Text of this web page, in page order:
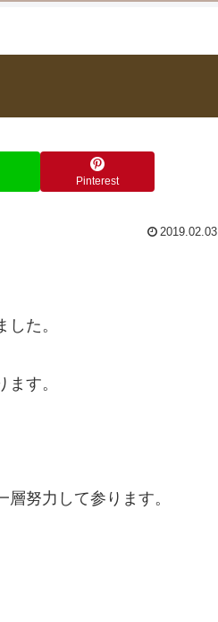
Pinterest
2019.02.03
た。
す。
努力して参ります。